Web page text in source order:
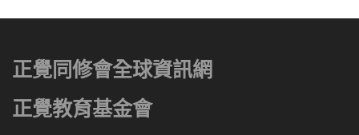
正覺同修會全球資訊網
正覺教育基金會